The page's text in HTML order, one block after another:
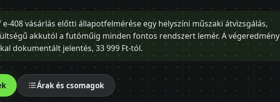
e-408 vásárlás előtti állapotfelmérése egy helyszíni műszaki átvizsgálás,
akkutól a futóműig minden fontos rendszert lemér. A végeredmény
dokumentált jelentés, 33 999 Ft-tól.
Árak és csomagok